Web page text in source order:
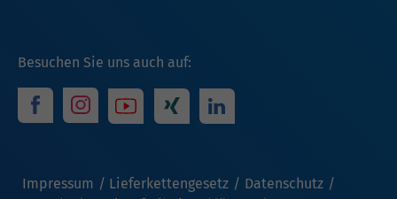
Besuchen Sie uns auch auf:
Impressum Lieferkettengesetz
Datenschutz